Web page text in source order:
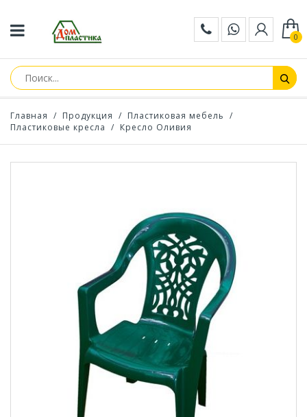
0
Главная / Продукция / Пластиковая мебель /
Пластиковые кресла / Кресло Оливия